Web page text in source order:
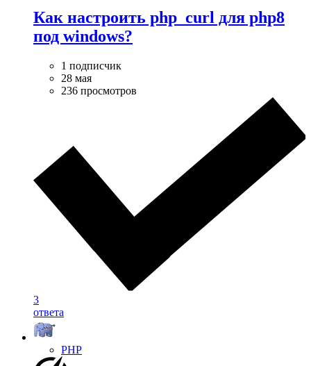
Как настроить php_curl для php8
под windows?
1 подписчик
28 мая
236 просмотров
3
ответа
PHP